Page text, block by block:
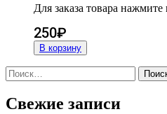
Для заказа товара
250₽
В корзину
Найти:
Свежие записи